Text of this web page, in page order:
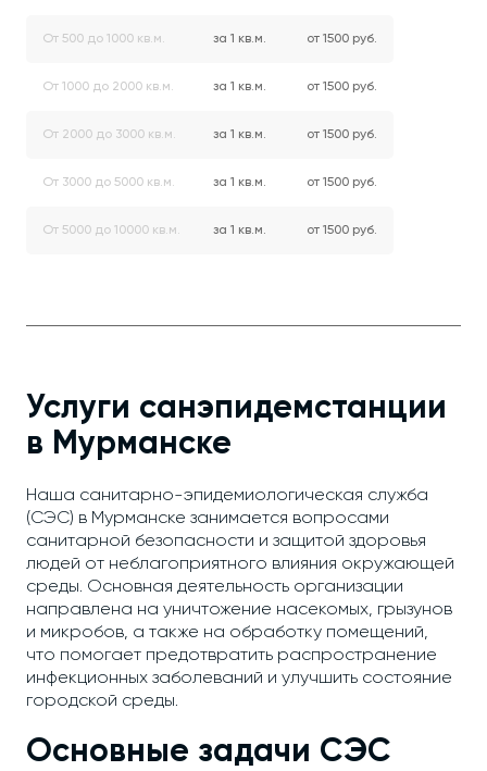
От 500 до 1000 кв.м. за 1 кв.м. от 1500 руб.
От 1000 до 2000 кв.м. за 1 кв.м. от 1500 руб.
От 2000 до 3000 кв.м. за 1 кв.м. от 1500 руб.
От 3000 до 5000 кв.м. за 1 кв.м. от 1500 руб.
От 5000 до 10000 кв.м. за 1 кв.м. от 1500 руб.
Услуги санэпидемстанции
в Мурманске
Наша санитарно-эпидемиологическая служба
(СЭС) в Мурманске занимается вопросами
санитарной безопасности и защитой здоровья
людей от неблагоприятного влияния окружающей
среды. Основная деятельность организации
направлена на уничтожение насекомых, грызунов
и микробов, а также на обработку помещений,
что помогает предотвратить распространение
инфекционных заболеваний и улучшить состояние
городской среды.
Основные задачи СЭС